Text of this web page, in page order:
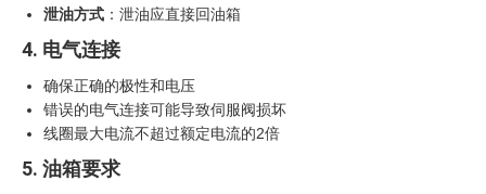
泄油方式 ：泄油应直接回油箱
4. 电气连接
确保正确的极性和电压
错误的电气连接可能导致伺服阀损坏
线圈最大电流不超过额定电流的2倍
5. 油箱要求